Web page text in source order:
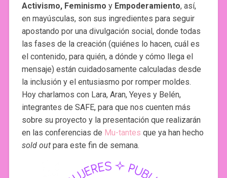
Activismo, Feminismo yEmpoderamiento, así,
en mayúsculas, son sus ingredientes para seguir
apostando por una divulgación social, donde todas
las fases de la creación (quiénes lo hacen, cuál es
el contenido, para quién, a dónde y cómo llega el
mensaje) están cuidadosamente calculadas desde
la inclusión y el entusiasmo por romper moldes.
Hoy charlamos con Lara, Aran, Yeyes y Belén,
integrantes de SAFE, para que nos cuenten más
sobre su proyecto y la presentación que realizarán
en las conferencias de Mu-tantes que ya han hecho
sold out para este fin de semana.